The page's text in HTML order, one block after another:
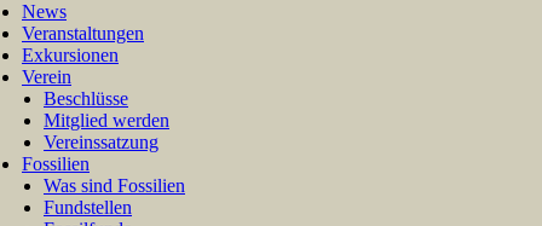
News
Veranstaltungen
Exkursionen
Verein
Beschlüsse
Mitglied werden
Vereinssatzung
Fossilien
Was sind Fossilien
Fundstellen